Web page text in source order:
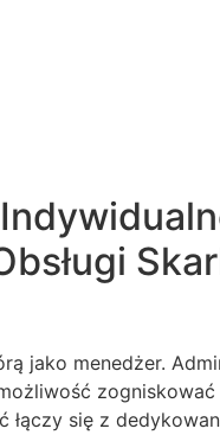
jako menedżer.
się z